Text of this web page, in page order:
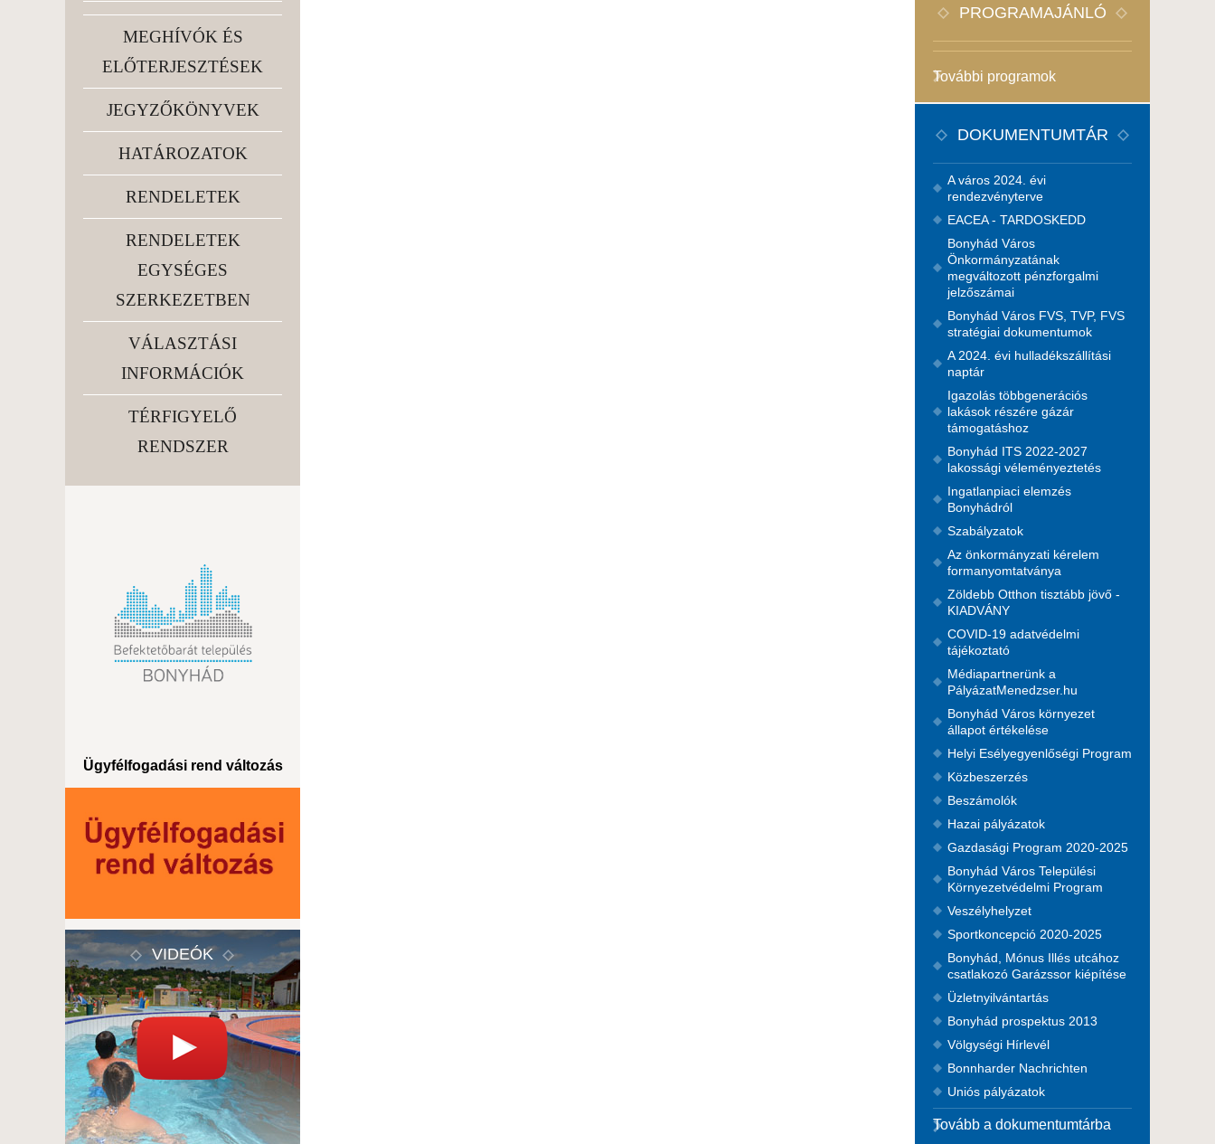
MEGHÍVÓK ÉS
ELŐTERJESZTÉSEK
JEGYZŐKÖNYVEK
HATÁROZATOK
RENDELETEK
RENDELETEK
EGYSÉGES
SZERKEZETBEN
VÁLASZTÁSI
INFORMÁCIÓK
TÉRFIGYELŐ
RENDSZER
Ügyfélfogadási rend változás
VIDEÓK
PROGRAMAJÁNLÓ
További programok
DOKUMENTUMTÁR
A város 2024. évi
rendezvényterve
EACEA - TARDOSKEDD
Bonyhád Város
Önkormányzatának
megváltozott pénzforgalmi
jelzőszámai
Bonyhád Város FVS, TVP, FVS
stratégiai dokumentumok
A 2024. évi hulladékszállítási
naptár
Igazolás többgenerációs
lakások részére gázár
támogatáshoz
Bonyhád ITS 2022-2027
lakossági véleményeztetés
Ingatlanpiaci elemzés
Bonyhádról
Szabályzatok
Az önkormányzati kérelem
formanyomtatványa
Zöldebb Otthon tisztább jövő -
KIADVÁNY
COVID-19 adatvédelmi
tájékoztató
Médiapartnerünk a
PályázatMenedzser.hu
Bonyhád Város környezet
állapot értékelése
Helyi Esélyegyenlőségi Program
Közbeszerzés
Beszámolók
Hazai pályázatok
Gazdasági Program 2020-2025
Bonyhád Város Települési
Környezetvédelmi Program
Veszélyhelyzet
Sportkoncepció 2020-2025
Bonyhád, Mónus Illés utcához
csatlakozó Garázssor kiépítése
Üzletnyilvántartás
Bonyhád prospektus 2013
Völgységi Hírlevél
Bonnharder Nachrichten
Uniós pályázatok
Tovább a dokumentumtárba